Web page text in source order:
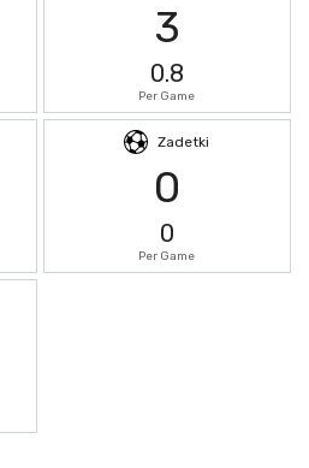
3
0.8
Per Game
Zadetki
0
0
Per Game